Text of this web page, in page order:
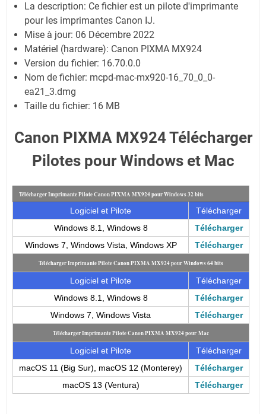
La description: Ce fichier est un pilote d'imprimante
pour les imprimantes Canon IJ.
Mise à jour: 06 Décembre 2022
Matériel (hardware): Canon PIXMA MX924
Version du fichier: 16.70.0.0
Nom de fichier: mcpd-mac-mx920-16_70_0_0-
ea21_3.dmg
Taille du fichier: 16 MB
Canon PIXMA MX924 Télécharger
Pilotes pour Windows et Mac
Télécharger Imprimante Pilote Canon PIXMA MX924 pour Windows 32 bits
Logiciel et Pilote
Télécharger
Windows 8.1, Windows 8
Télécharger
Windows 7, Windows Vista, Windows XP
Télécharger
Télécharger Imprimante Pilote Canon PIXMA MX924 pour Windows 64 bits
Logiciel et Pilote
Télécharger
Windows 8.1, Windows 8
Télécharger
Windows 7, Windows Vista
Télécharger
Télécharger Imprimante Pilote Canon PIXMA MX924 pour Mac
Logiciel et Pilote
Télécharger
macOS 11 (Big Sur), macOS 12 (Monterey)
Télécharger
macOS 13 (Ventura)
Télécharger